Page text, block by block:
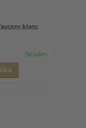
blanc
Skladem